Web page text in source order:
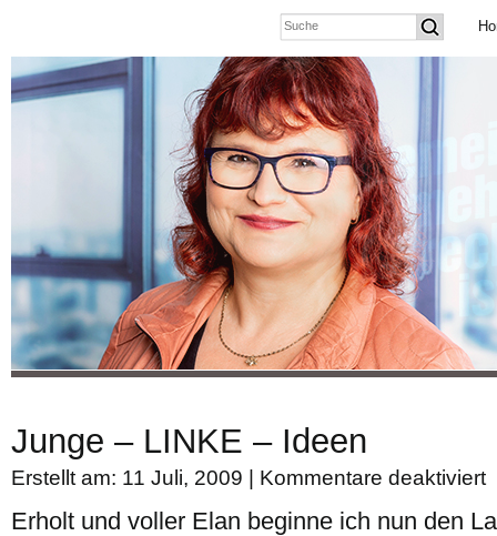
Junge – LINKE – Ideen
Erstellt am: 11 Juli, 2009 | Kommentare deaktiviert
–
Erholt und voller Elan beginne ich nun den